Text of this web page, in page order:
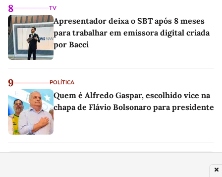
8 TV
Apresentador deixa o SBT após 8 meses
para trabalhar em emissora digital criada
por Bacci
9 POLÍTICA
Quem é Alfredo Gaspar, escolhido vice na
chapa de Flávio Bolsonaro para presidente